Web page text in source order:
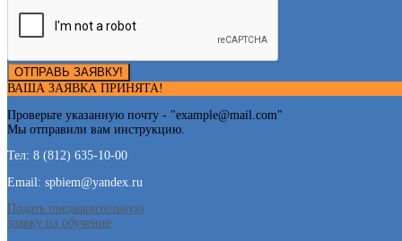
ОТПРАВЬ ЗАЯВКУ!
ВАША ЗАЯВКА ПРИНЯТА!
Проверьте указанную почту - "example@mail.com"
Мы отправили вам инструкцию.
Тел: 8 (812) 635-10-00
Email: spbiem@yandex.ru
Подать предварительную
заявку на обучение